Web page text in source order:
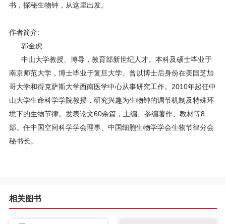
书，探秘生物钟，从这里出发。
作者简介:
郭金虎
中山大学教授、博导，教育部新世纪人才。本科及硕士毕业于
南京师范大学，博士毕业于复旦大学。曾以博士后身份在美国芝加
哥大学和得克萨斯大学西南医学中心从事研究工作。2010年起任中
山大学生命科学学院教授，研究兴趣为生物钟的调节机制及特殊环
境下的生物节律。发表论文60余篇，主编、参编著作、教材等8
部。任中国空间科学学会理事、中国细胞生物学学会生物节律分会
秘书长。
相关图书